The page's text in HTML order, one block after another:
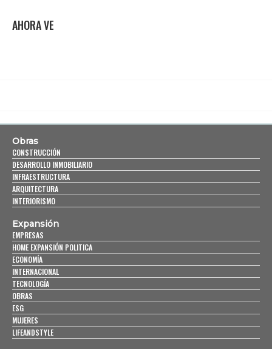
AHORA VE
Obras
CONSTRUCCIÓN
DESARROLLO INMOBILIARIO
INFRAESTRUCTURA
ARQUITECTURA
INTERIORISMO
Expansión
EMPRESAS
HOME EXPANSIÓN POLITICA
ECONOMÍA
INTERNACIONAL
TECNOLOGÍA
OBRAS
ESG
MUJERES
LIFEANDSTYLE